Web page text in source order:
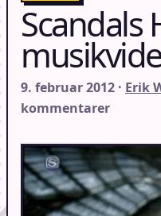
Scandals
9. februar 2012 · Erik
kommentarer